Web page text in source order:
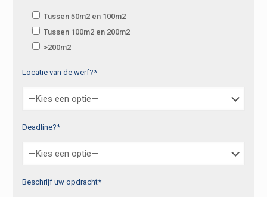
Tussen 50m2 en 100m2
Tussen 100m2 en 200m2
>200m2
Locatie van de werf?*
Deadline?*
Beschrijf uw opdracht*